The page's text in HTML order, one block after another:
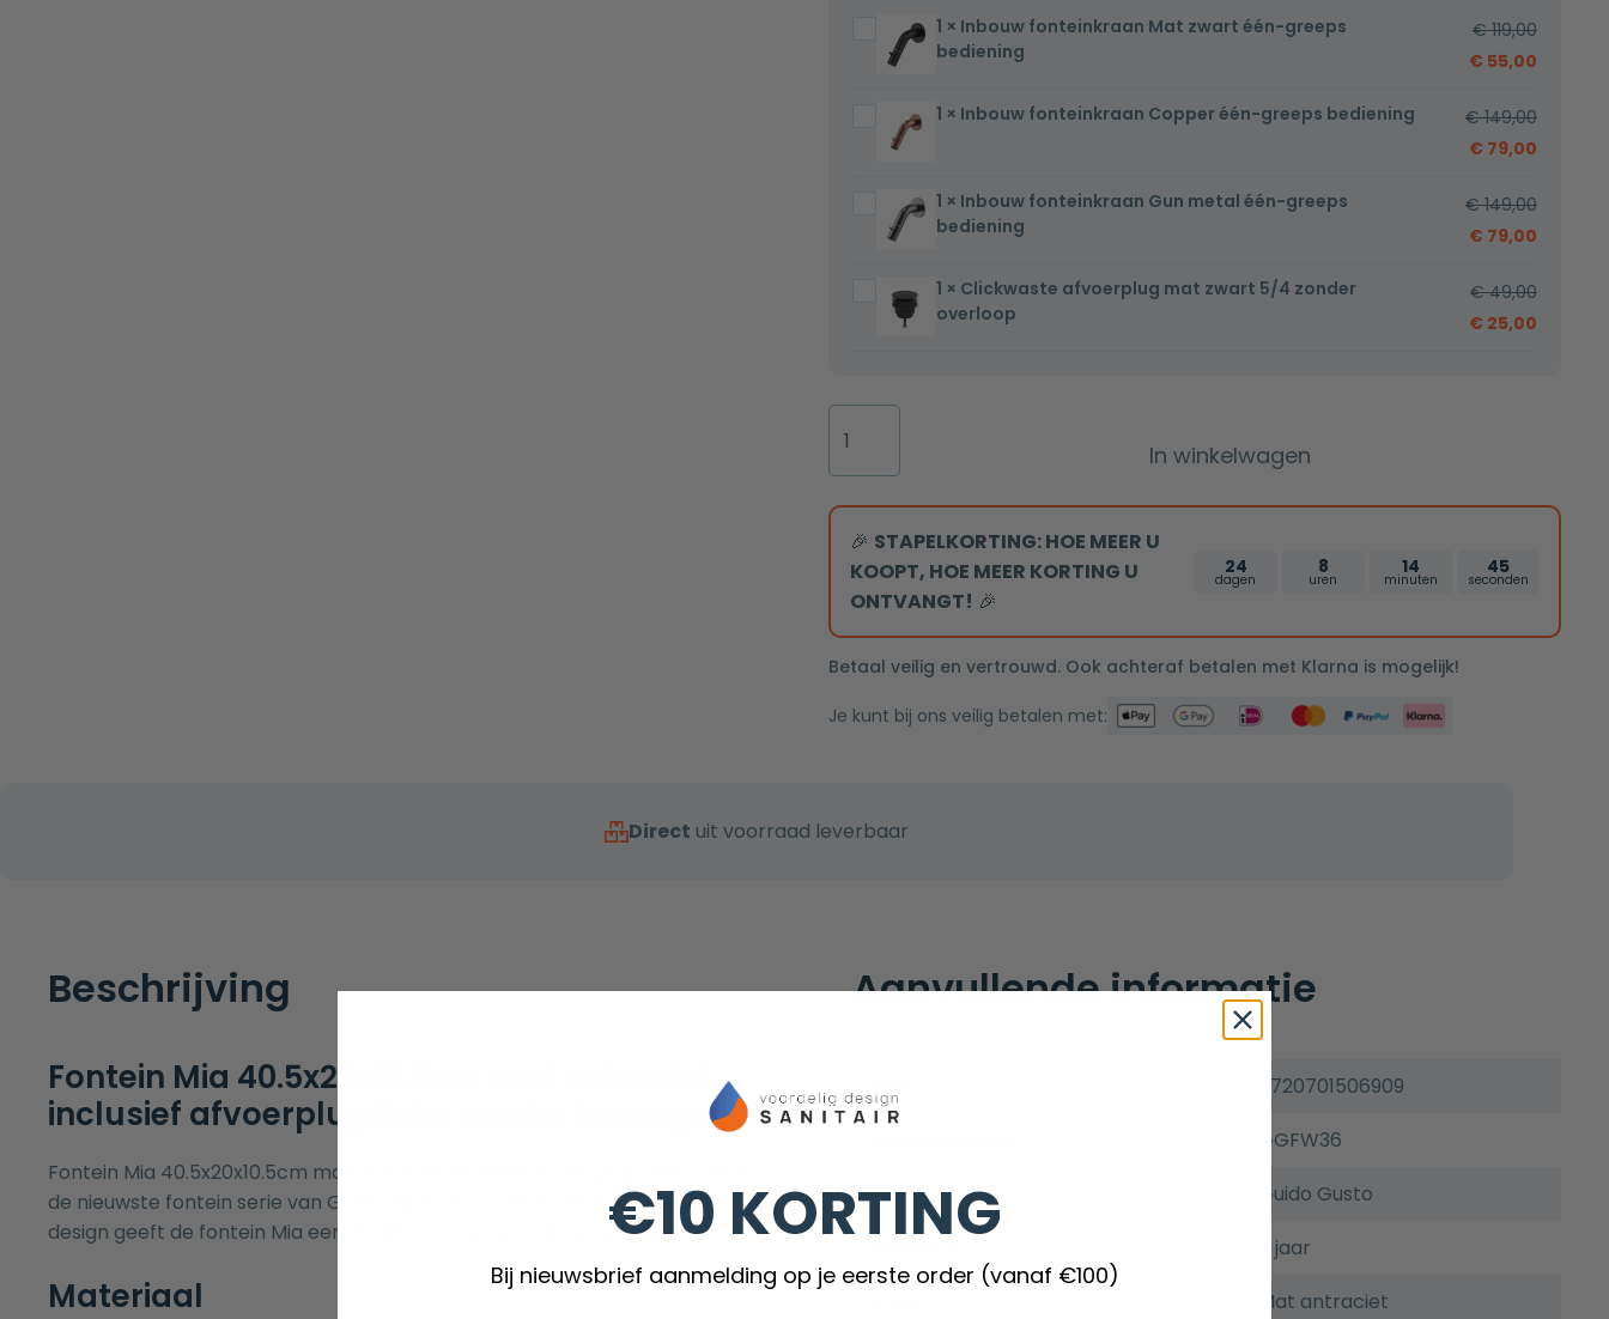
Inbouw
fonteinkraan
zwart
één-
bediening
1 × Inbouw fonteinkraan Mat zwart één-greeps
bediening
€119,00
€ 55,00
Inbouw
fonteinkraan
één-
greeps
1 × Inbouw fonteinkraan Copper één-greeps bediening €149,00
€ 79,00
Inbouw
fonteinkraan
metal
één-
1 × Inbouw fonteinkraan Gun metal één-greeps
bediening
€149,00
€ 79,00
Clickwaste
afvoerplug
5/4
overloop
1 × Clickwaste afvoerplug mat zwart 5/4 zonder
overloop
€49,00
€ 25,00
Mia
40.5x20x10.5cm
mat
antraciet
inclusief
afvoerplug
links
zonder
aantal
In winkelwagen
🎉 STAPELKORTING: HOE MEER U
KOOPT, HOE MEER KORTING U
ONTVANGT! 🎉
24
dagen
8
uren
14
minuten
44
seconden
Betaal veilig en vertrouwd. Ook achteraf betalen met Klarna is mogelijk!
Je kunt bij ons veilig betalen met:
Direct uit voorraad leverbaar
Beschrijving
Fontein Mia 40.5x20x10.5cm mat antraciet
inclusief afvoerplug links zonder kraangat
Fontein Mia 40.5x20x10.5cm mat antraciet inclusief afvoerplug behoort tot
de nieuwste fontein serie van Guido Gusto. Door dit strakke vierkante
design geeft de fontein Mia een strakke moderne look aan uw toilet.
Materiaal
Aanvullende informatie
EAN
8720701506909
GGFW36
Merk
Guido Gusto
5 jaar
Mat antraciet
€10 KORTING
Bij nieuwsbrief aanmelding op je eerste order (vanaf €100)